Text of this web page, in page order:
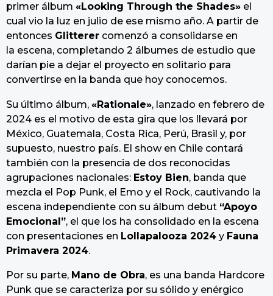
primer álbum «Looking Through the Shades» el
cual vio la luz en julio de ese mismo año. A partir de
entonces Glitterer comenzó a consolidarse en
la escena, completando 2 álbumes de estudio que
darían pie a dejar el proyecto en solitario para
convertirse en la banda que hoy conocemos.
Su último álbum, «Rationale», lanzado en febrero de
2024 es el motivo de esta gira que los llevará por
México, Guatemala, Costa Rica, Perú, Brasil y, por
supuesto, nuestro país. El show en Chile contará
también con la presencia de dos reconocidas
agrupaciones nacionales: Estoy Bien, banda que
mezcla el Pop Punk, el Emo y el Rock, cautivando la
escena independiente con su álbum debut “Apoyo
Emocional”, el que los ha consolidado en la escena
con presentaciones en Lollapalooza 2024 y Fauna
Primavera 2024.
Por su parte, Mano de Obra, es una banda Hardcore
Punk que se caracteriza por su sólido y enérgico